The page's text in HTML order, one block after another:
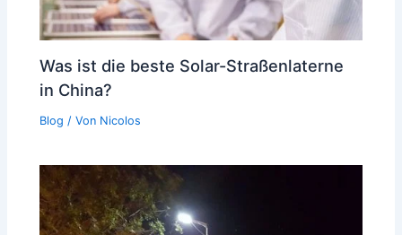
Was ist die beste Solar-Straßenlaterne
in China?
Blog / Von Nicolos